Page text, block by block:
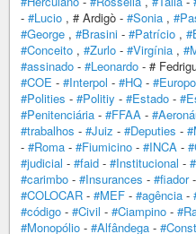
- #Lucio , # Ardigò - #Sonia ,
#George , #Brasini - #Patrício ,
#Conceito , #Zurlo - #Virgínia ,
#assinado - #Leonardo - #
#COE - #Interpol - #HQ -
#Polities - #Politiy - #Estado -
#Penitenciária - #FFAA -
#trabalhos - #Juiz - #Deputies -
- #Roma - #Fiumicino - #INCA -
#judicial - #faid - #Institucional -
#carimbo - #Insurances - #fiador-
#COLOCAR - #MEF - #agência -
#código - #Civil - #Ciampino -
#Monopólio - #Alfândega -